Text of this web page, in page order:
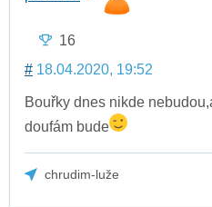
16
# 18.04.2020, 19:52
Bouřky dnes nikde
doufám bude
chrudim-luže